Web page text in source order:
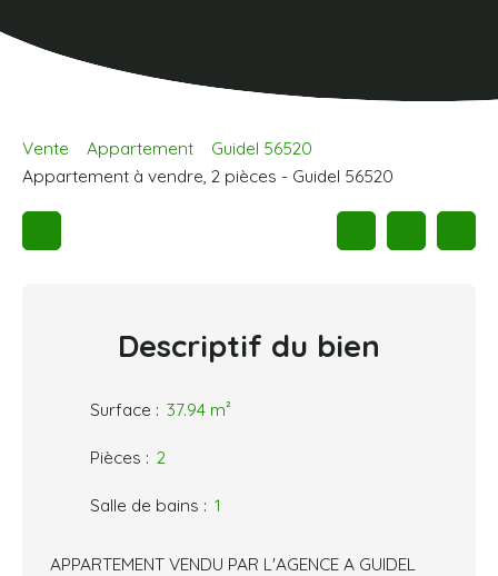
Vente Appartement
Guidel 56520
Appartement à vendre, 2 pièces - Guidel 56520
Descriptif du bien
Surface : 37.94 m²
Pièces : 2
Salle de bains : 1
APPARTEMENT VENDU PAR L'AGENCE A GUIDEL